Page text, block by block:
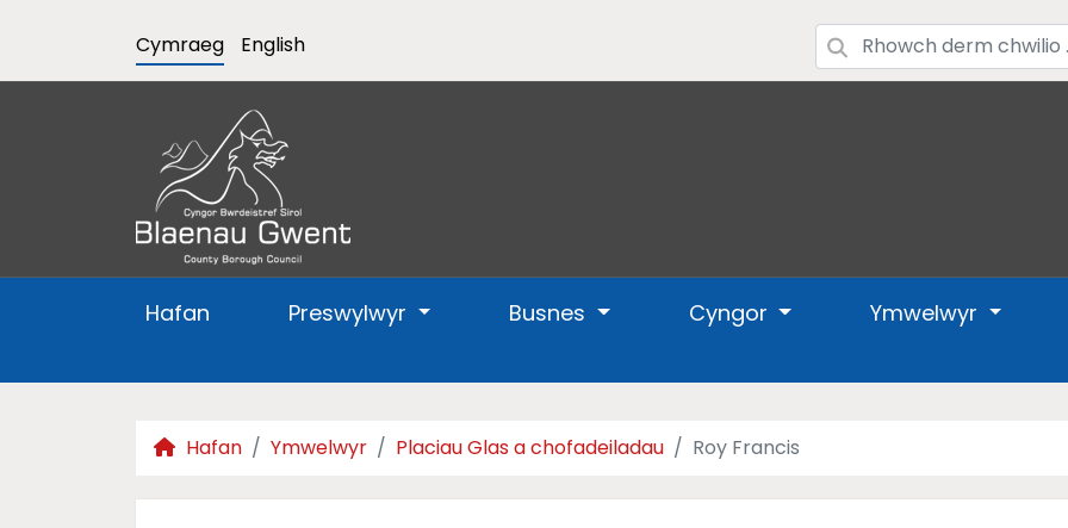
Cymraeg English
Hafan Preswylwyr Busnes Cyngor Ymwelwyr
Hafan Ymwelwyr Placiau Glas a chofadeiladau Roy Francis